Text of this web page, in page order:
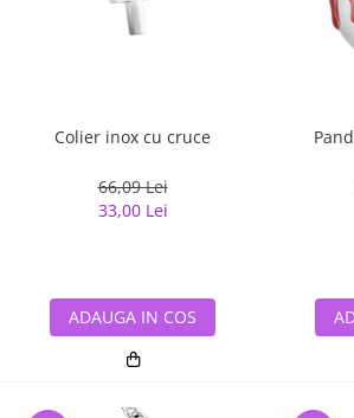
Colier inox cu cruce
66,09 Lei
33,00 Lei
ADAUGA IN COS